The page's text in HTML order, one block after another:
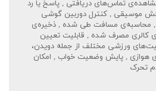
تماس‌های دریافتی , پاسخ یا رد
موسیقی , کنترل دوربین گوشی
محاسبه‌ی مسافت طی شده , ذخیره‌ی
مصرف شده , قابلیت تعیین
ورزشی مختلف از جمله دویدن،
هوازی , پایش وضعیت خواب , امکان
تحرک